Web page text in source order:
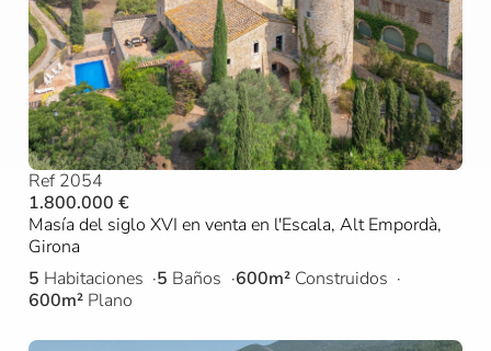
Ref 2054
1.800.000 €
Masía del siglo XVI en venta en l'Escala, Alt Empordà,
Girona
5 Habitaciones 5 Baños 600m² Construidos
600m² Plano